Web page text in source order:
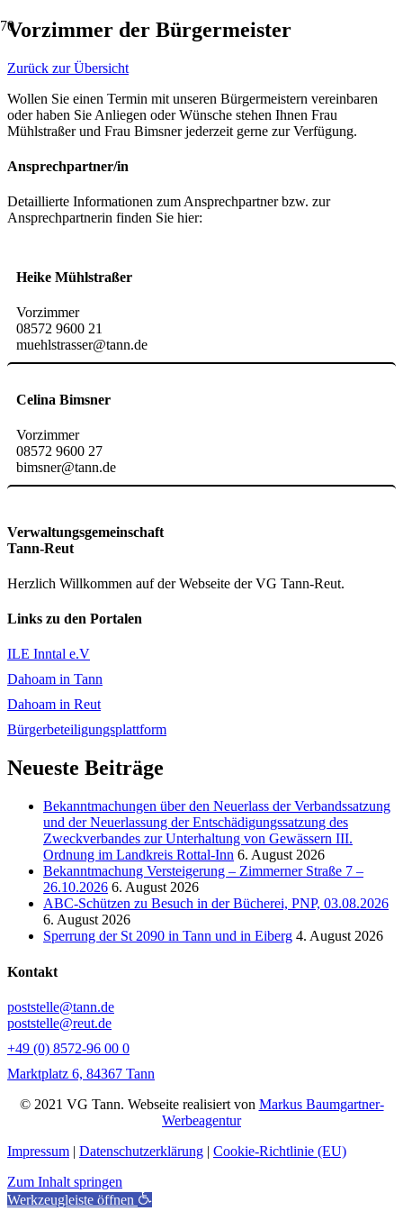
Vorzimmer der Bürgermeister
Zurück zur Übersicht
Wollen Sie einen Termin mit unseren Bürgermeistern vereinbaren
oder haben Sie Anliegen oder Wünsche stehen Ihnen Frau
Mühlstraßer und Frau Bimsner jederzeit gerne zur Verfügung.
Ansprechpartner/in
Detaillierte Informationen zum Ansprechpartner bzw. zur
Ansprechpartnerin finden Sie hier:
Heike Mühlstraßer
Vorzimmer
08572 9600 21
muehlstrasser@tann.de
Celina Bimsner
Vorzimmer
08572 9600 27
bimsner@tann.de
Verwaltungsgemeinschaft
Tann-Reut
Herzlich Willkommen auf der Webseite der VG Tann-Reut.
Links zu den Portalen
ILE Inntal e.V
Dahoam in Tann
Dahoam in Reut
Bürgerbeteiligungsplattform
Neueste Beiträge
Bekanntmachungen über den Neuerlass der Verbandssatzung
und der Neuerlassung der Entschädigungssatzung des
Zweckverbandes zur Unterhaltung von Gewässern III.
Ordnung im Landkreis Rottal-Inn 6. August 2026
Bekanntmachung Versteigerung – Zimmerner Straße 7 –
26.10.2026 6. August 2026
ABC-Schützen zu Besuch in der Bücherei, PNP, 03.08.2026
6. August 2026
Sperrung der St 2090 in Tann und in Eiberg 4. August 2026
Kontakt
poststelle@tann.de
poststelle@reut.de
+49 (0) 8572-96 00 0
Marktplatz 6, 84367 Tann
© 2021 VG Tann. Webseite realisiert von Markus Baumgartner-
Werbeagentur
Impressum | Datenschutzerklärung | Cookie-Richtlinie (EU)
Zum Inhalt springen
Werkzeugleiste öffnen